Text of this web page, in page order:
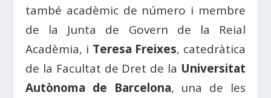
també acadèmic de número i membre
de la Junta de Govern de la Reial
Acadèmia, i Teresa Freixes, catedràtica
de la Facultat de Dret de la Universitat
Autònoma de Barcelona, ​​una de les